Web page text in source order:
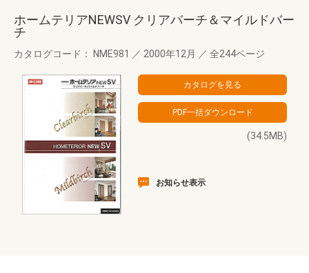
ホームテリアNEWSV クリアバーチ＆マイルドバー
チ
カタログコード： NME981 ／ 2000年12月 ／ 全244ページ
(34.5MB)
お知らせ表示